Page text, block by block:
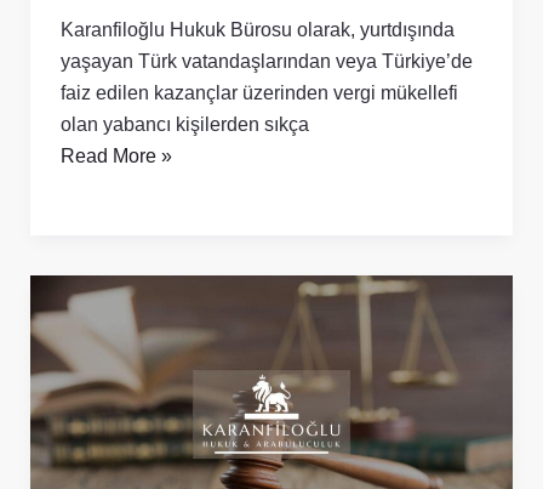
Karanfiloğlu Hukuk Bürosu olarak, yurtdışında
yaşayan Türk vatandaşlarından veya Türkiye’de
faiz edilen kazançlar üzerinden vergi mükellefi
olan yabancı kişilerden sıkça
Read More »
Türkiye’de
Evlat
Edinme:
Avukat
Liderliğinde
Yol
Haritası